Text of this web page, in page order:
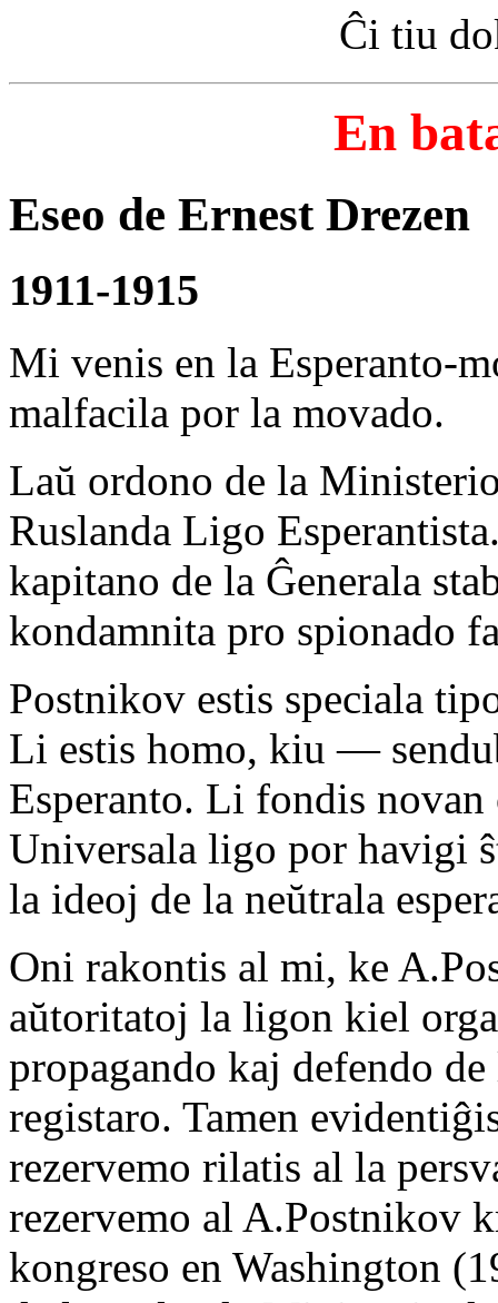
Ĉi tiu
En
Eseo de Ernest Drezen
1911-1915
Mi venis en la Esperanto-
malfacila por la movado.
Laŭ ordono de la
Ruslanda Ligo
kapitano de la Ĝenerala
kondamnita pro spionado
Postnikov estis speciala
Li estis homo, kiu —
Esperanto. Li fondis
Universala ligo por havigi
la ideoj de la neŭtrala
Oni rakontis al mi, ke
aŭtoritatoj la ligon kiel
propagando kaj defendo
registaro. Tamen
rezervemo rilatis al la
rezervemo al A.Postnikov
kongreso en Washington